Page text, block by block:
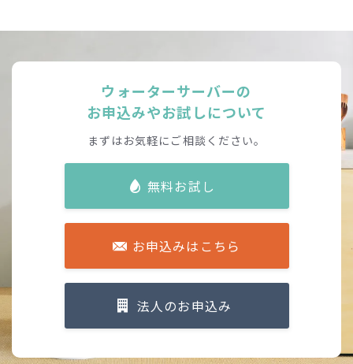
ウォーターサーバーの
お申込みやお試しについて
まずはお気軽にご相談ください。
無料お試し
お申込みはこちら
法人のお申込み